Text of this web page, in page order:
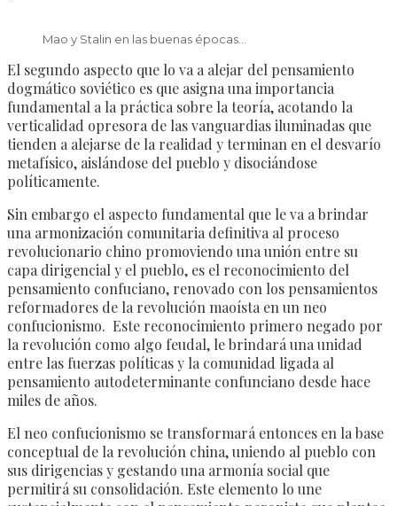
Mao y Stalin en las buenas épocas…
El segundo aspecto que lo va a alejar del pensamiento
dogmático soviético es que asigna una importancia
fundamental a la práctica sobre la teoría, acotando la
verticalidad opresora de las vanguardias iluminadas que
tienden a alejarse de la realidad y terminan en el desvarío
metafísico, aislándose del pueblo y disociándose
políticamente.
Sin embargo el aspecto fundamental que le va a brindar
una armonización comunitaria definitiva al proceso
revolucionario chino promoviendo una unión entre su
capa dirigencial y el pueblo, es el reconocimiento del
pensamiento confuciano, renovado con los pensamientos
reformadores de la revolución maoísta en un neo
confucionismo. Este reconocimiento primero negado por
la revolución como algo feudal, le brindará una unidad
entre las fuerzas políticas y la comunidad ligada al
pensamiento autodeterminante confunciano desde hace
miles de años.
El neo confucionismo se transformará entonces en la base
conceptual de la revolución china, uniendo al pueblo con
sus dirigencias y gestando una armonía social que
permitirá su consolidación. Este elemento lo une